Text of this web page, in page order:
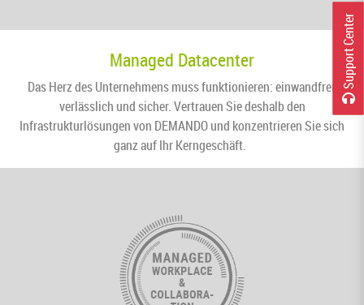
r
Managed Datacenter
Das Herz des Unternehmens muss funktionieren: einwandfrei,
verlässlich und sicher. Vertrauen Sie deshalb den
Infrastrukturlösungen von DEMANDO und konzentrieren Sie sich
ganz auf Ihr Kerngeschäft.